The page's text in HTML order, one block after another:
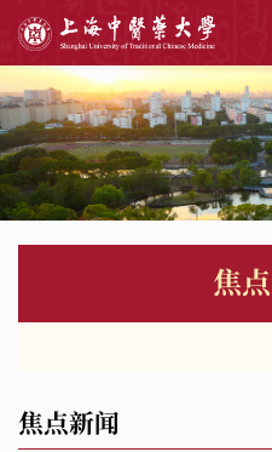
焦
焦点新闻